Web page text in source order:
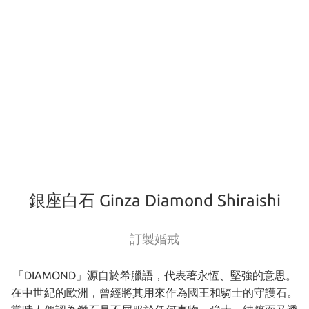
銀座白石 Ginza Diamond Shiraishi
訂製婚戒
「DIAMOND」源自於希臘語，代表著永恆、堅強的意思。
在中世紀的歐洲，曾經將其用來作為國王和騎士的守護石。